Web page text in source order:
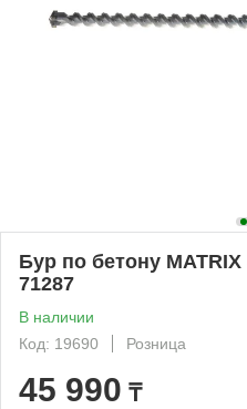
Бур по бетону
71287
В наличии
Код: 19690
Розница
45 990 ₸